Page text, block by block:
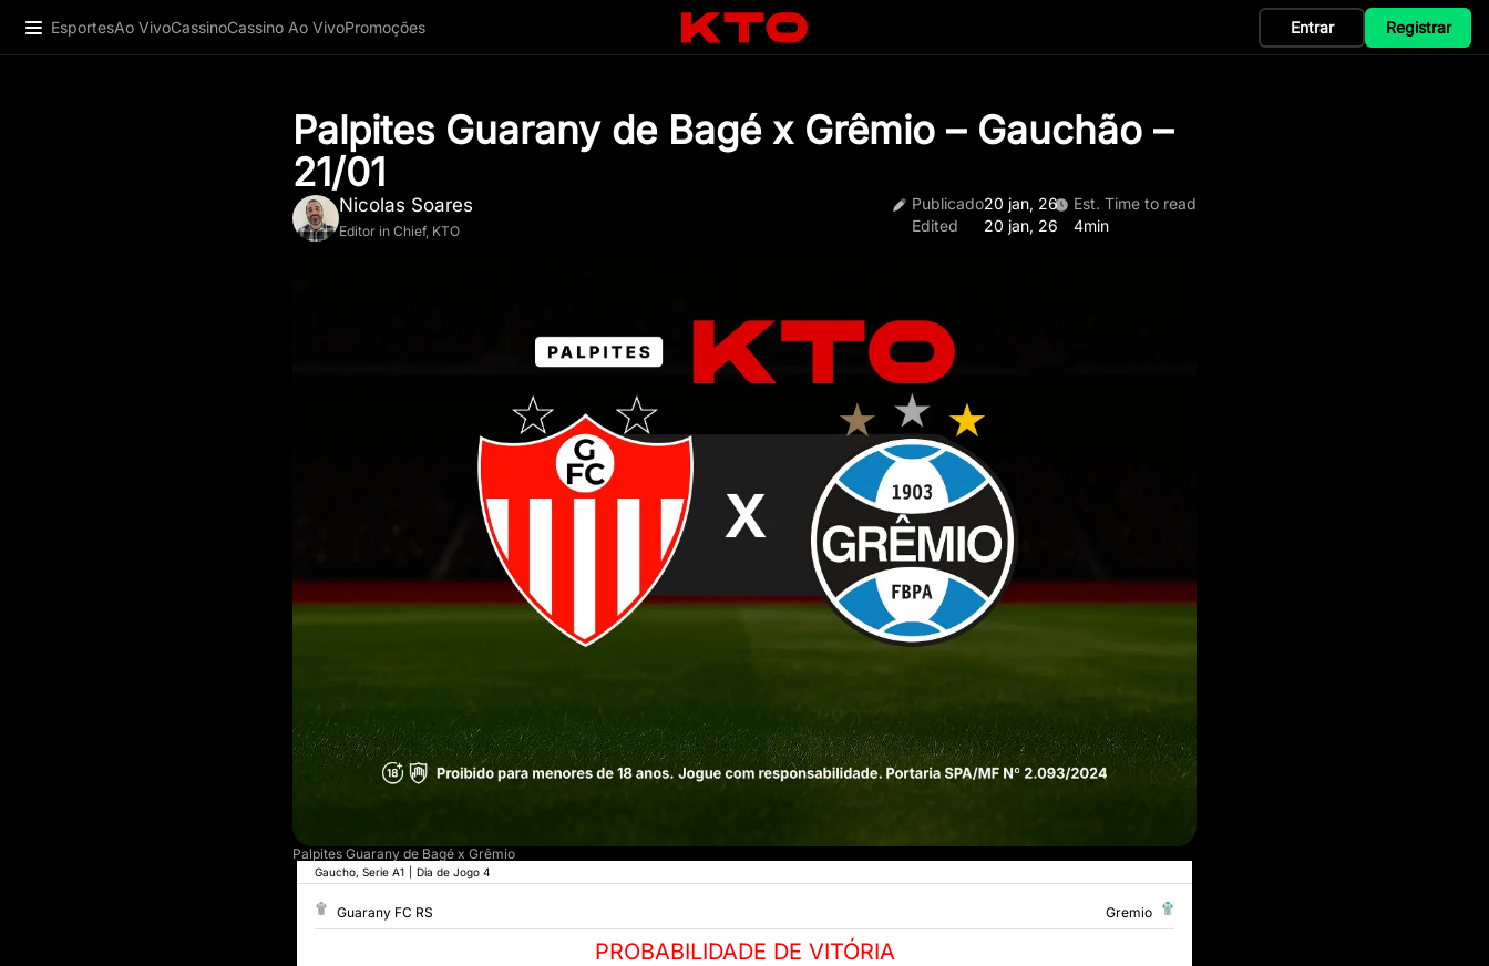
EsportesAo VivoCassinoCassino Ao VivoPromoções Entrar Registrar
Palpites Guarany de Bagé x Grêmio – Gauchão –
21/01
Nicolas Soares
Editor in Chief, KTO
Publicado20 jan, 26
Edited
20 jan, 26
Est. Time to read
4min
Palpites Guarany de Bagé x Grêmio
Gaucho, Serie A1 Dia de Jogo 4
Guarany FC RS Gremio
PROBABILIDADE DE VITÓRIA